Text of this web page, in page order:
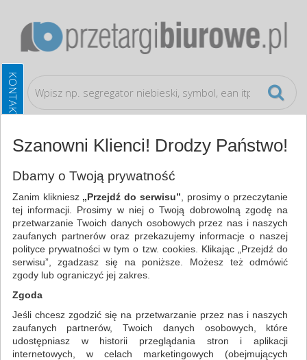
Galanteria papiernicza Kalki
WSZYSTKIE KATEGORIE
NAJCHĘTNIEJ WYBIERANE
FILTRY
WIĘCEJ
Zakres cenowy
MIN:
MAX:
Szanowni Klienci! Drodzy Państwo!
Dbamy o Twoją prywatność
Zanim klikniesz „Przejdź do serwisu” , prosimy o przeczytanie
tej informacji. Prosimy w niej o Twoją dobrowolną zgodę na
przetwarzanie Twoich danych osobowych przez nas i naszych
zaufanych partnerów oraz przekazujemy informacje o naszej
polityce prywatności w tym o tzw. cookies. Klikając „Przejdź do
serwisu”, zgadzasz się na poniższe. Możesz też odmówić
zgody lub ograniczyć jej zakres.
Zgoda
Jeśli chcesz zgodzić się na przetwarzanie przez nas i naszych
zaufanych partnerów, Twoich danych osobowych, które
udostępniasz w historii przeglądania stron i aplikacji
internetowych, w celach marketingowych (obejmujących